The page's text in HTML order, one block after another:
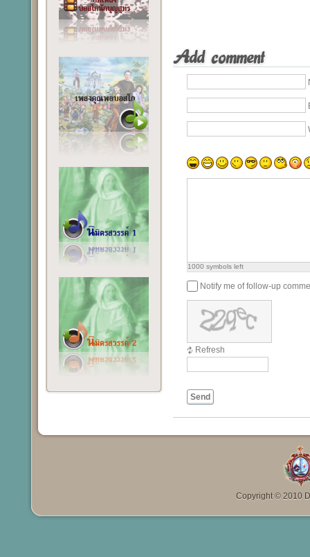
Add comment
1000 symbols left
Notify me of follow-up
Refresh
Send
Copyright © 2010